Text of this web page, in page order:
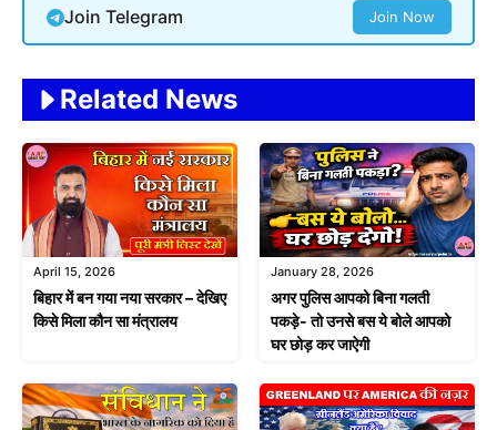
Join Telegram Join Now
Related News
April 15, 2026
बिहार में बन गया नया सरकार – देखिए
किसे मिला कौन सा मंत्रालय
January 28, 2026
अगर पुलिस आपको बिना गलती
पकड़े- तो उनसे बस ये बोले आपको
घर छोड़ कर जाऐगी